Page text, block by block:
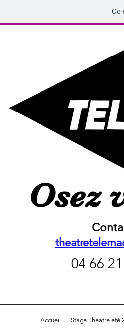
Ce
Osez
04 66
Accueil Stage Théâtre été